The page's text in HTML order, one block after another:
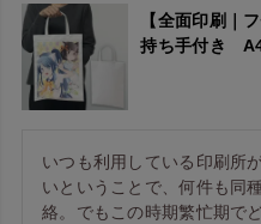
【全面印刷｜
持ち手付き
いつも利用している印刷所
いということで、何件も同
絡。でもこの時期繁忙期で